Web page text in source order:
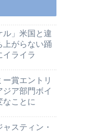
ル」米国と違
上がらない踊
イライラ
賞エントリ
ジア部門ボイ
なことに
スティン・